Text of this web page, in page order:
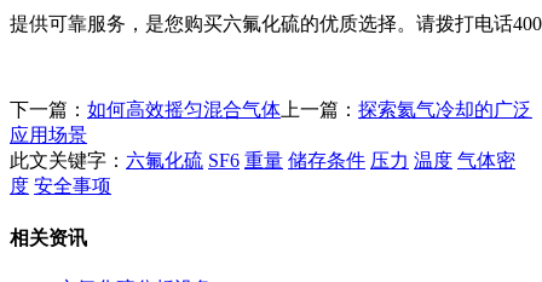
提供可靠服务，是您购买六氟化硫的优质选择。请拨打电话
下一篇： 如何高效摇匀混合气体 上一篇： 探索氦气冷却的广泛
应用场景
此文关键字： 六氟化硫 SF6 重量 储存条件 压力 温度 气体密
度 安全事项
相关资讯